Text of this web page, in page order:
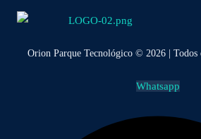
Orion Parque Tecnológico © 2026 | Todos
Whatsapp